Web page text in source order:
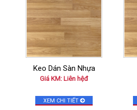
Keo Dán Sàn Nhựa
Giá KM: Liên hệđ
XEM CHI TIẾT